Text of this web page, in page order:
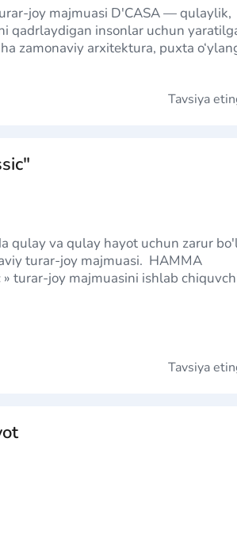
D'CASA — qulaylik,
qadrlaydigan insonlar uchun
zamonaviy arxitektura, puxta
Tavsiya
qulay va qulay hayot uchun zarur
turar-joy majmuasi. HAMMA
» turar-joy majmuasini ishlab
Tavsiya